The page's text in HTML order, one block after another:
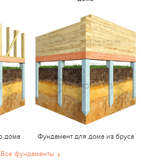
дома Фундамент для дома из бруса
Все фундаменты